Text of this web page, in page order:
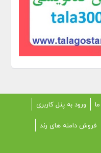
ورود به پنل کاربری
فروش دامنه های رند